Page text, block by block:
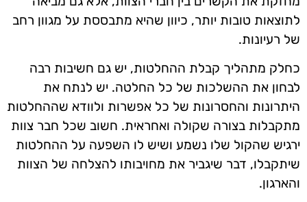
לתוצאות טובות יותר, כיוון שהיא מתבססת על מגוון רחב
של רעיונות.
כחלק מתהליך קבלת ההחלטות, יש גם חשיבות רבה
לבחון את ההשלכות של כל החלטה. יש לנתח את
היתרונות והחסרונות של כל אפשרות ולוודא שההחלטות
מתקבלות בצורה שקולה ואחראית. חשוב שכל חבר צוות
ירגיש שהקול שלו נשמע ושיש לו השפעה על ההחלטות
שיתקבלו, דבר שיגביר את מחויבותו להצלחה של הצוות
והארגון.